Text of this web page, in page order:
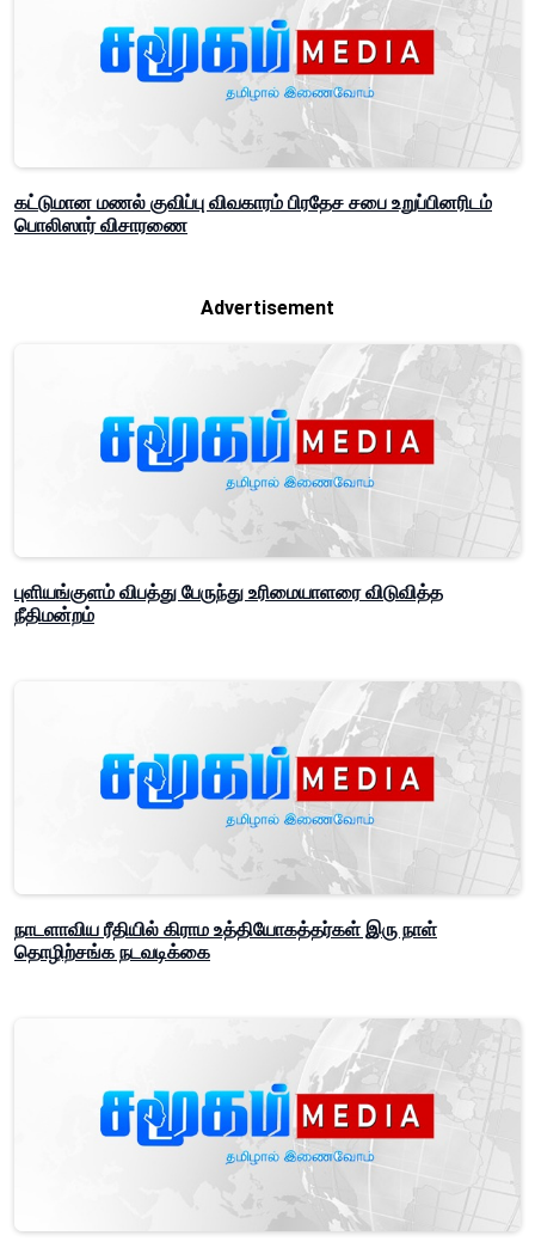
கட்டுமான மணல் குவிப்பு விவகாரம் பிரதேச சபை உறுப்பினரிடம்
பொலிஸார் விசாரணை
Advertisement
புளியங்குளம் விபத்து பேருந்து உரிமையாளரை விடுவித்த
நீதிமன்றம்
நாடளாவிய ரீதியில் கிராம உத்தியோகத்தர்கள் இரு நாள்
தொழிற்சங்க நடவடிக்கை